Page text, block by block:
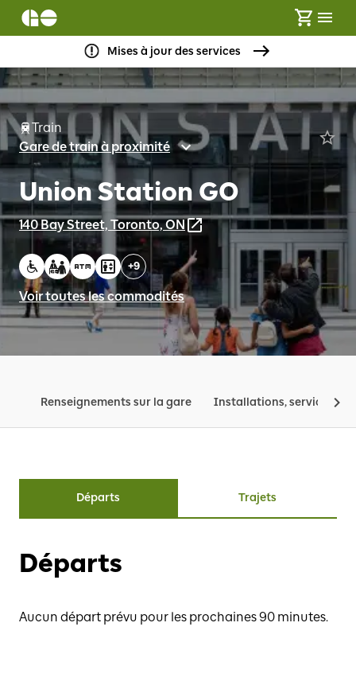
Mises à jour des services
Train
Gare de train à proximité
Union Station GO
140 Bay Street, Toronto, ON
+9
Voir toutes les commodités
Renseignements sur la gare Installations, services,
Départs Trajets
Départs
Aucun départ prévu pour les prochaines 90 minutes.